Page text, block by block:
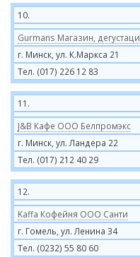
10.
Gurmans Магазин,
г. Минск, ул. К.Маркса 21
Тел. (017) 226 12 83
11.
J&B Кафе ООО Белпромэкс
г. Минск, ул. Ландера 22
Тел. (017) 212 40 29
12.
Kaffa Кофейня ООО Санти
г. Гомель, ул. Ленина 34
Тел. (0232) 55 80 60